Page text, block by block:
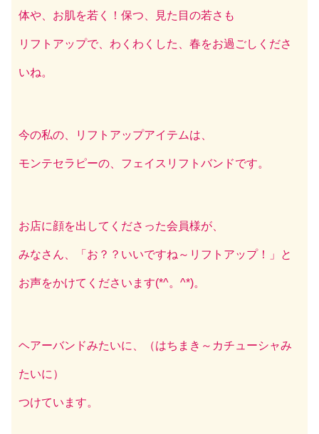
体や、お肌を若く！保つ、見た目の若さも
リフトアップで、わくわくした、春をお過ごしくださ
いね。
今の私の、リフトアップアイテムは、
モンテセラピーの、フェイスリフトバンドです。
お店に顔を出してくださった会員様が、
みなさん、「お？？いいですね～リフトアップ！」と
お声をかけてくださいます(*^。^*)。
ヘアーバンドみたいに、（はちまき～カチューシャみ
たいに）
つけています。